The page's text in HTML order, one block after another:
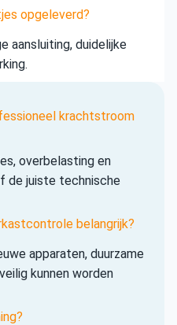
opgeleverd?
aansluiting, duidelijke
krachtstroom
overbelasting en
de juiste technische
belangrijk?
apparaten, duurzame
kunnen worden